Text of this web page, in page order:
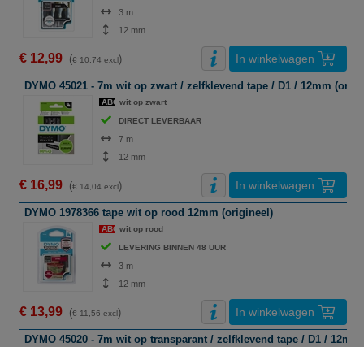
3 m
12 mm
€ 12,99 (€ 10,74 excl) In winkelwagen
DYMO 45021 - 7m wit op zwart / zelfklevend tape / D1 / 12mm
ABCwit op zwart
DIRECT LEVERBAAR
7 m
12 mm
€ 16,99 (€ 14,04 excl) In winkelwagen
DYMO 1978366 tape wit op rood 12mm (origineel)
ABCwit op rood
LEVERING BINNEN 48 UUR
3 m
12 mm
€ 13,99 (€ 11,56 excl) In winkelwagen
DYMO 45020 - 7m wit op transparant / zelfklevend tape / D1 /